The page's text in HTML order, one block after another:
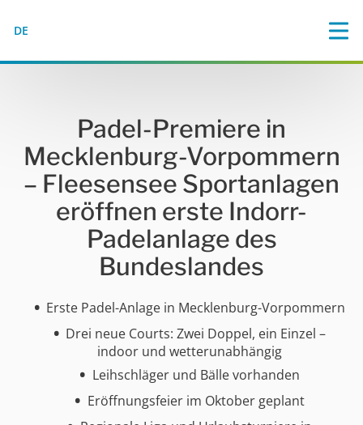
DE
Padel-Premiere in
Mecklenburg-Vorpommern
– Fleesensee Sportanlagen
eröffnen erste Indorr-
Padelanlage des
Bundeslandes
Erste Padel-Anlage in Mecklenburg-Vorpommern
Drei neue Courts: Zwei Doppel, ein Einzel –
indoor und wetterunabhängig
Leihschläger und Bälle vorhanden
Eröffnungsfeier im Oktober geplant